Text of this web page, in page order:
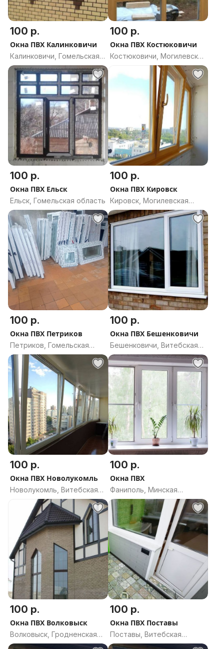
100 р.
Окна ПВХ Калинковичи
Калинковичи, Гомельская
область
100 р.
Окна ПВХ Костюковичи
Костюковичи, Могилевская
100 р.
Окна ПВХ Ельск
Ельск, Гомельская область
100 р.
Окна ПВХ Кировск
Кировск, Могилевская
область
100 р.
Окна ПВХ Петриков
Петриков, Гомельская
область
100 р.
Окна ПВХ Бешенковичи
Бешенковичи, Витебская
область
100 р.
Окна ПВХ Новолукомль
Новолукомль, Витебская
область
100 р.
Окна ПВХ
Фаниполь, Минская
область
100 р.
Окна ПВХ Волковыск
Волковыск, Гродненская
область
100 р.
Окна ПВХ Поставы
Поставы, Витебская
область